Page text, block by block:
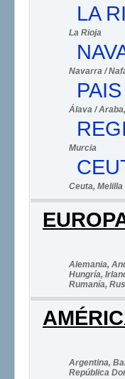
LA
La Rioja
Navarra /
PAIS
Álava / Araba
Murcia
Ceuta, Melilla
Alemania,
Hungría,
Rumanía,
Argentina,
República